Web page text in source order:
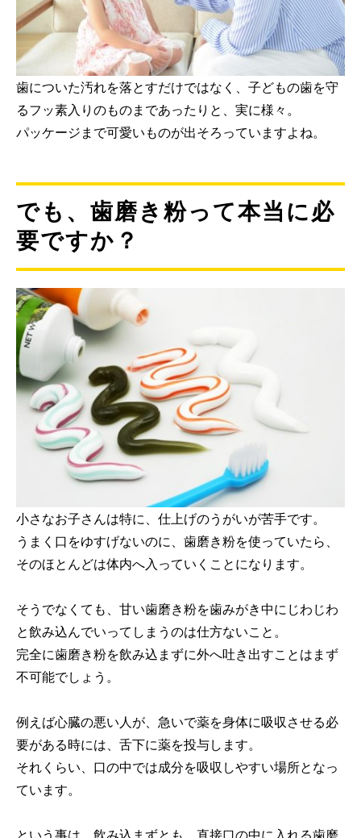
歯についた汚れを落とすだけではなく、子どもの歯を守
るフッ素入りのものまであったりと、実に様々。
パッケージまで可愛いものが出そろっていますよね。
でも、歯磨き粉って本当に必
要ですか？
小さなお子さんは特に、仕上げのうがいが苦手です。
うまく口をゆすげないのに、歯磨き粉を使っていたら、
そのほとんどは体内へ入っていくことになります。
そうでなくても、甘い歯磨き粉を歯みがき中にじわじわ
と飲み込んでいってしまうのは仕方ないこと。
完全に歯磨き粉を飲み込まずに外へ吐き出すことはまず
不可能でしょう。
例えば心臓の悪い人が、急いで薬を身体に吸収させる必
要がある時には、舌下に薬を投与します。
それくらい、口の中では成分を吸収しやすい場所となっ
ています。